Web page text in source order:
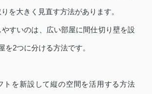
を大きく見直す方法があります。
やすいのは、広い部屋に間仕切り壁を設
を2つに分ける方法です。
トを新設して縦の空間を活用する方法